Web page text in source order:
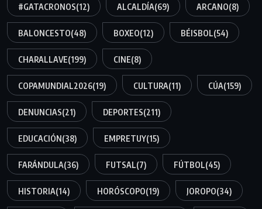
#GATACRONOS(12) ALCALDÍA(69) ARCANO(8)
BALONCESTO(48) BOXEO(12) BÉISBOL(54)
CHARALLAVE(199) CINE(8)
COPAMUNDIAL2026(19) CULTURA(11) CÚA(159)
DENUNCIAS(21) DEPORTES(211)
EDUCACIÓN(38) EMPRETUY(15)
FARÁNDULA(36) FUTSAL(7) FÚTBOL(45)
HISTORIA(14) HORÓSCOPO(19) JOROPO(34)